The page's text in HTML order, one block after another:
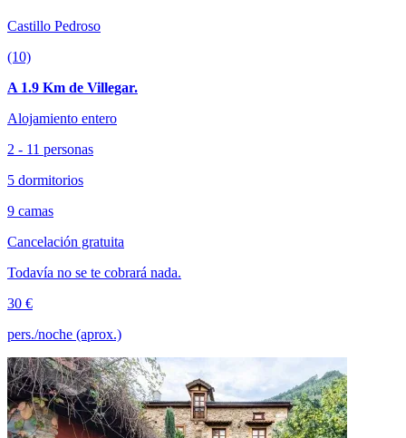
Castillo Pedroso
(10)
A 1.9 Km de Villegar.
Alojamiento entero
2 - 11 personas
5 dormitorios
9 camas
Cancelación gratuita
Todavía no se te cobrará nada.
30 €
pers./noche (aprox.)